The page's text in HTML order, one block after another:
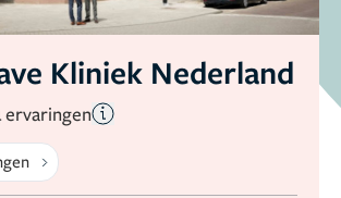
Kliniek Nederland
ervaringen